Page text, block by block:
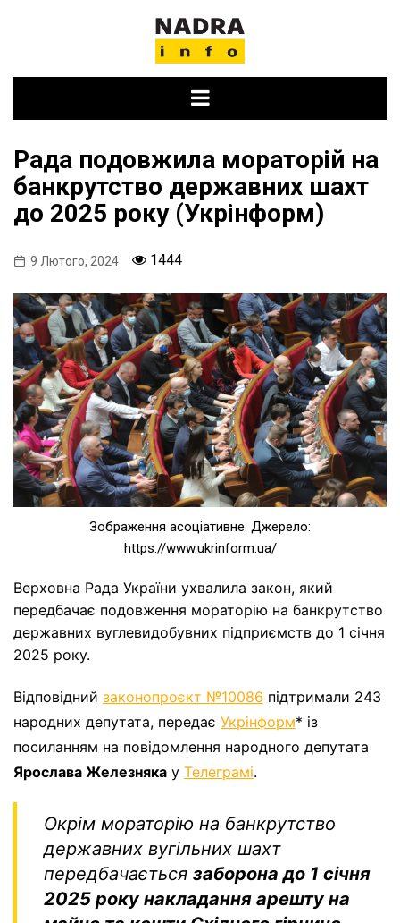
Рада подовжила мораторій на
банкрутство державних шахт
до 2025 року (Укрінформ)
9 Лютого, 2024 1444
Зображення асоціативне. Джерело:
https://www.ukrinform.ua/
Верховна Рада України ухвалила закон, який
передбачає подовження мораторію на банкрутство
державних вуглевидобувних підприємств до 1 січня
2025 року.
Відповідний законопроєкт №10086 підтримали 243
народних депутата, передає Укрінформ* із
посиланням на повідомлення народного депутата
Ярослава Железняка у Телеграмі.
Окрім мораторію на банкрутство
державних вугільних шахт
передбачається заборона до 1 січня
2025 року накладання арешту на